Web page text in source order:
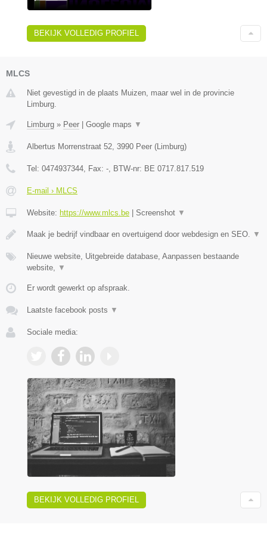
BEKIJK VOLLEDIG PROFIEL
MLCS
Niet gevestigd in de plaats Muizen, maar wel in de provincie
Limburg.
Limburg » Peer Google maps ▼
Albertus Morrenstraat 52, 3990 Peer (Limburg)
Tel: 0474937344, Fax: -, BTW-nr: BE 0717.817.519
E-mail › MLCS
Website: https://www.mlcs.be Screenshot ▼
Maak je bedrijf vindbaar en overtuigend door webdesign en SEO. ▼
Nieuwe website, Uitgebreide database, Aanpassen bestaande
website, ▼
Er wordt gewerkt op afspraak.
Laatste facebook posts ▼
Sociale media:
BEKIJK VOLLEDIG PROFIEL